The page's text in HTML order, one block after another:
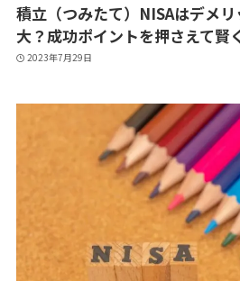
積立（つみたて）NISAはデメ
大？成功ポイントを押さえて賢
2023年7月29日